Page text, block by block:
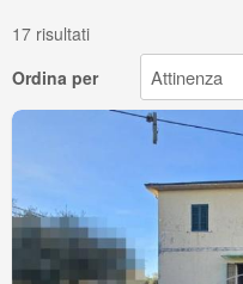
17 risultati
Ordina per